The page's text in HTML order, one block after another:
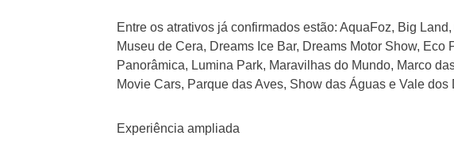
Entre os atrativos já confirmados estão: AquaFoz, Big
Museu de Cera, Dreams Ice Bar, Dreams Motor Show, Eco
Panorâmica, Lumina Park, Maravilhas do Mundo, Marco
Movie Cars, Parque das Aves, Show das Águas e Vale dos
Experiência ampliada